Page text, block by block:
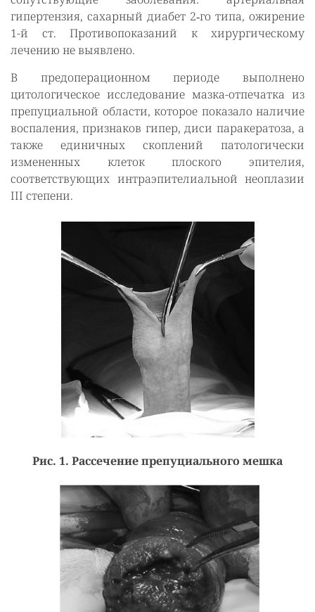
гипертензия, сахарный диабет 2‑го типа, ожирение
1-й ст. Противопоказаний к хирургическому
лечению не выявлено.
В предоперационном периоде выполнено
цитологическое исследование мазка-отпечатка из
препуциальной области, которое показало наличие
воспаления, признаков гипер, диси паракератоза, а
также единичных скоплений патологически
измененных клеток плоского эпителия,
соответствующих интраэпителиальной неоплазии
III степени.
Рис. 1. Рассечение препуциального мешка